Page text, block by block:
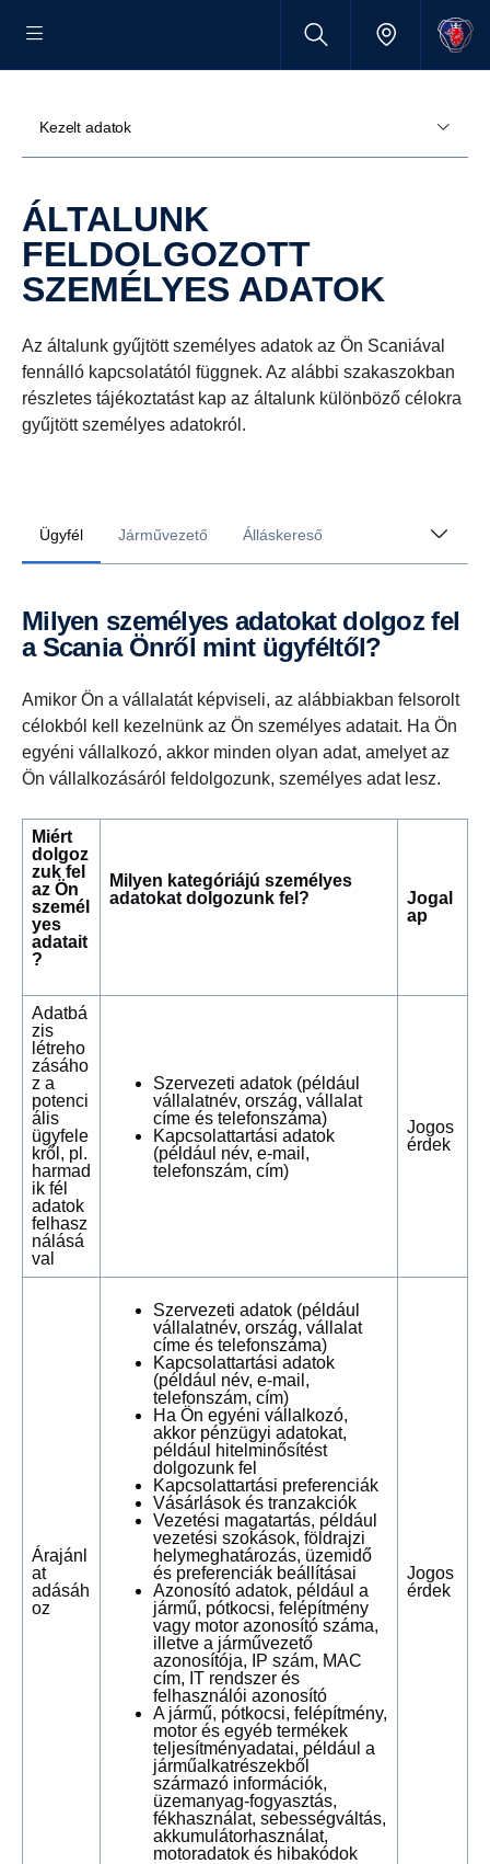
Kezelt adatok
ÁLTALUNK
FELDOLGOZOTT
SZEMÉLYES ADATOK
Az általunk gyűjtött személyes adatok az Ön Scaniával
fennálló kapcsolatától függnek. Az alábbi szakaszokban
részletes tájékoztatást kap az általunk különböző célokra
gyűjtött személyes adatokról.
Ügyfél Járművezető Álláskereső
Milyen személyes adatokat dolgoz fel
a Scania Önről mint ügyféltől?
Amikor Ön a vállalatát képviseli, az alábbiakban felsorolt
célokból kell kezelnünk az Ön személyes adatait. Ha Ön
egyéni vállalkozó, akkor minden olyan adat, amelyet az
Ön vállalkozásáról feldolgozunk, személyes adat lesz.
Miért
dolgoz
zuk fel
az Ön
személ
yes
adatait
?
Milyen kategóriájú személyes
adatokat dolgozunk fel?
Jogal
ap
Adatbá
zis
létreho
zásáho
z a
potenci
ális
ügyfele
kről, pl.
harmad
ik fél
adatok
felhasz
nálásá
val
Szervezeti adatok (például
vállalatnév, ország, vállalat
címe és telefonszáma)
Kapcsolattartási adatok
(például név, e-mail,
telefonszám, cím)
Jogos
érdek
Árajánl
at
adásáh
oz
Szervezeti adatok (például
vállalatnév, ország, vállalat
címe és telefonszáma)
Kapcsolattartási adatok
(például név, e-mail,
telefonszám, cím)
Ha Ön egyéni vállalkozó,
akkor pénzügyi adatokat,
például hitelminősítést
dolgozunk fel
Kapcsolattartási preferenciák
Vásárlások és tranzakciók
Vezetési magatartás, például
vezetési szokások, földrajzi
helymeghatározás, üzemidő
és preferenciák beállításai
Azonosító adatok, például a
jármű, pótkocsi, felépítmény
vagy motor azonosító száma,
illetve a járművezető
azonosítója, IP szám, MAC
cím, IT rendszer és
felhasználói azonosító
A jármű, pótkocsi, felépítmény,
motor és egyéb termékek
teljesítményadatai, például a
járműalkatrészekből
származó információk,
üzemanyag-fogyasztás,
fékhasználat, sebességváltás,
akkumulátorhasználat,
motoradatok és hibakódok
Jogos
érdek